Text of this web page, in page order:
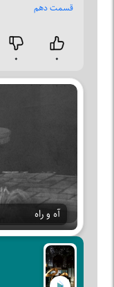
قسمت دهم
۰ ۰
آه و راه